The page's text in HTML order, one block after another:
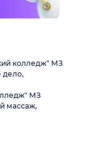
колледж" МЗ
дело,
МЗ
массаж,